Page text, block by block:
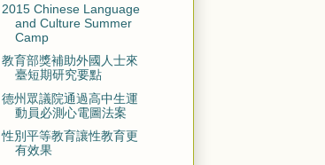
2015 Chinese Language
and Culture Summer
Camp
教育部獎補助外國人士來
臺短期研究要點
德州眾議院通過高中生運
動員必測心電圖法案
性別平等教育讓性教育更
有效果